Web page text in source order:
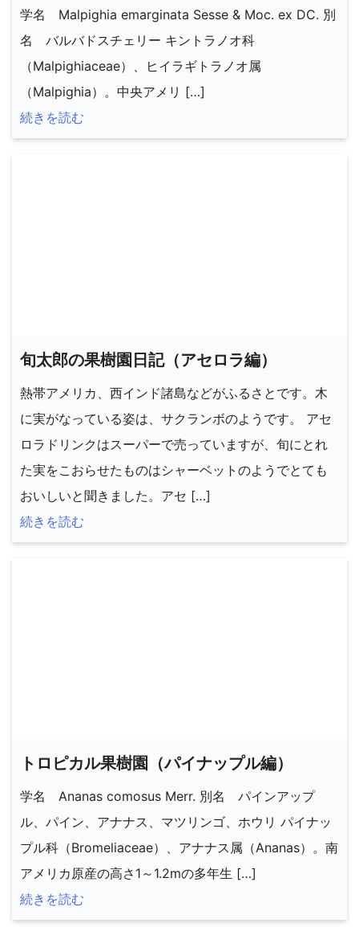
学名 Malpighia emarginata Sesse & Moc. ex DC. 別
名 バルバドスチェリー キントラノオ科
（Malpighiaceae）、ヒイラギトラノオ属
（Malpighia）。中央アメリ […]
続きを読む
旬太郎の果樹園日記（アセロラ編）
熱帯アメリカ、西インド諸島などがふるさとです。木
に実がなっている姿は、サクランボのようです。 アセ
ロラドリンクはスーパーで売っていますが、旬にとれ
た実をこおらせたものはシャーベットのようでとても
おいしいと聞きました。アセ […]
続きを読む
トロピカル果樹園（パイナップル編）
学名 Ananas comosus Merr. 別名 パインアップ
ル、パイン、アナナス、マツリンゴ、ホウリ パイナッ
プル科（Bromeliaceae）、アナナス属（Ananas）。南
アメリカ原産の高さ1～1.2mの多年生 […]
続きを読む